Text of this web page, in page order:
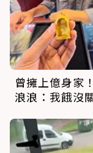
曾擁上億身家
浪浪：我餓沒